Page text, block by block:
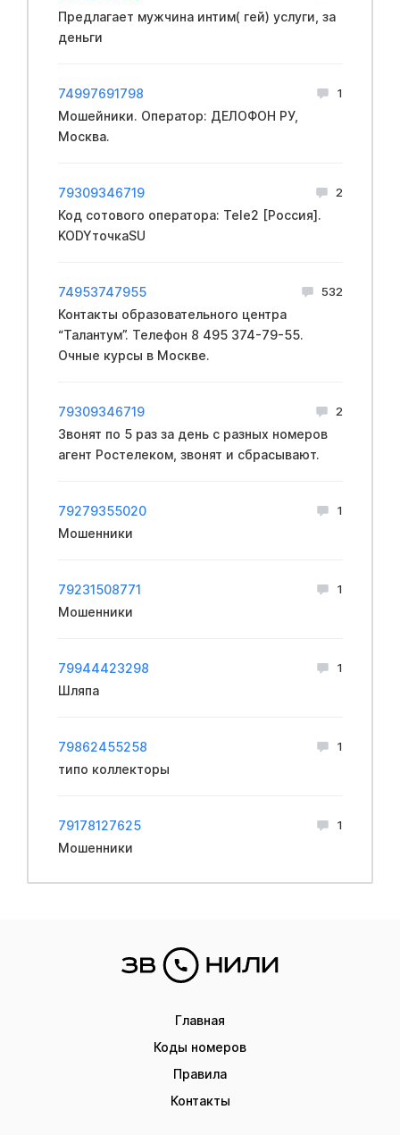
Предлагает мужчина интим( гей) услуги, за
деньги
74997691798 1
Мошейники. Оператор: ДЕЛОФОН РУ,
Москва.
79309346719 2
Код сотового оператора: Tele2 [Россия].
KODYточкаSU
74953747955 532
Контакты образовательного центра
“Талантум”. Телефон 8 495 374-79-55.
Очные курсы в Москве.
79309346719 2
Звонят по 5 раз за день с разных номеров
агент Ростелеком, звонят и сбрасывают.
79279355020 1
Мошенники
79231508771 1
Мошенники
79944423298 1
Шляпа
79862455258 1
типо кoллекторы
79178127625 1
Мошенники
Главная
Коды номеров
Правила
Контакты